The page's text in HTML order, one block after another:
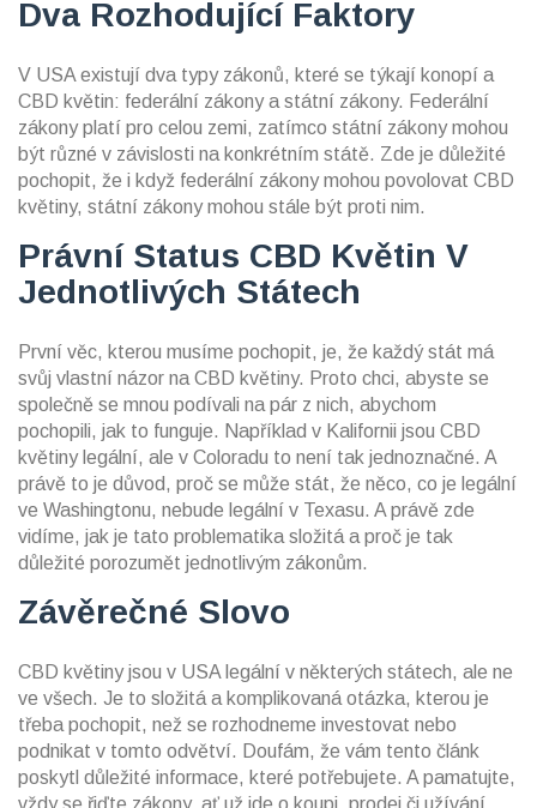
Dva Rozhodující Faktory
V USA existují dva typy zákonů, které se týkají konopí a
CBD květin: federální zákony a státní zákony. Federální
zákony platí pro celou zemi, zatímco státní zákony mohou
být různé v závislosti na konkrétním státě. Zde je důležité
pochopit, že i když federální zákony mohou povolovat CBD
květiny, státní zákony mohou stále být proti nim.
Právní Status CBD Květin V
Jednotlivých Státech
První věc, kterou musíme pochopit, je, že každý stát má
svůj vlastní názor na CBD květiny. Proto chci, abyste se
společně se mnou podívali na pár z nich, abychom
pochopili, jak to funguje. Například v Kalifornii jsou CBD
květiny legální, ale v Coloradu to není tak jednoznačné. A
právě to je důvod, proč se může stát, že něco, co je legální
ve Washingtonu, nebude legální v Texasu. A právě zde
vidíme, jak je tato problematika složitá a proč je tak
důležité porozumět jednotlivým zákonům.
Závěrečné Slovo
CBD květiny jsou v USA legální v některých státech, ale ne
ve všech. Je to složitá a komplikovaná otázka, kterou je
třeba pochopit, než se rozhodneme investovat nebo
podnikat v tomto odvětví. Doufám, že vám tento článk
poskytl důležité informace, které potřebujete. A pamatujte,
vždy se řiďte zákony, ať už jde o koupi, prodej či užívání